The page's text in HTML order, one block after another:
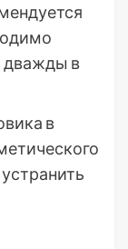
дважды в
в